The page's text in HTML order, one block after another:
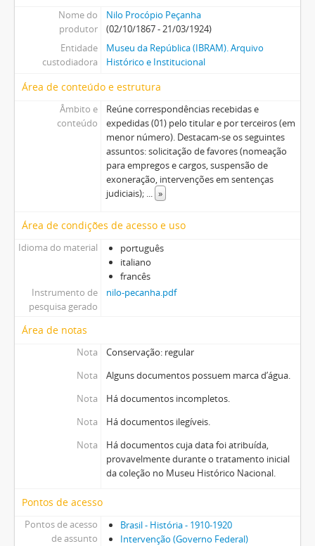
Nome do
produtor
Nilo Procópio Peçanha
(02/10/1867 - 21/03/1924)
Entidade
custodiadora
Museu da República (IBRAM). Arquivo
Histórico e Institucional
Área de conteúdo e estrutura
Âmbito e
conteúdo
Reúne correspondências recebidas e
expedidas (01) pelo titular e por terceiros (em
menor número). Destacam-se os seguintes
assuntos: solicitação de favores (nomeação
para empregos e cargos, suspensão de
exoneração, intervenções em sentenças
judiciais); ... »
Área de condições de acesso e uso
Idioma do material
português
italiano
francês
Instrumento de
pesquisa gerado
nilo-pecanha.pdf
Área de notas
Nota
Conservação: regular
Nota
Alguns documentos possuem marca d’água.
Nota
Há documentos incompletos.
Nota
Há documentos ilegíveis.
Nota
Há documentos cuja data foi atribuída,
provavelmente durante o tratamento inicial
da coleção no Museu Histórico Nacional.
Pontos de acesso
Pontos de acesso
de assunto
Brasil - História - 1910-1920
Intervenção (Governo Federal)